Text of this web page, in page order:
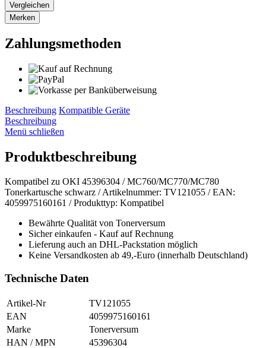
Vergleichen
Merken
Zahlungsmethoden
Beschreibung Kompatible Geräte
Beschreibung
Menü schließen
Produktbeschreibung
Kompatibel zu OKI 45396304 / MC760/MC770/MC780
Tonerkartusche schwarz / Artikelnummer: TV121055 / EAN:
4059975160161 / Produkttyp: Kompatibel
Bewährte Qualität von Tonerversum
Sicher einkaufen - Kauf auf Rechnung
Lieferung auch an DHL-Packstation möglich
Keine Versandkosten ab 49,-Euro (innerhalb Deutschland)
Technische Daten
Artikel-Nr
TV121055
EAN
4059975160161
Marke
Tonerversum
HAN / MPN
45396304